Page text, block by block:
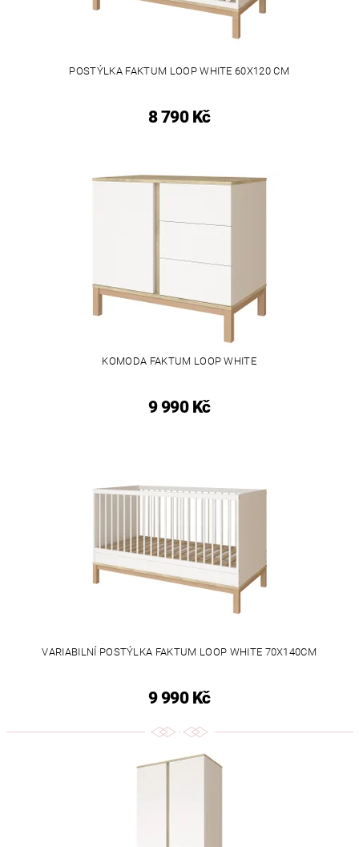
POSTÝLKA FAKTUM LOOP WHITE 60X120 CM
8 790 Kč
KOMODA FAKTUM LOOP WHITE
9 990 Kč
VARIABILNÍ POSTÝLKA FAKTUM LOOP WHITE 70X140CM
9 990 Kč